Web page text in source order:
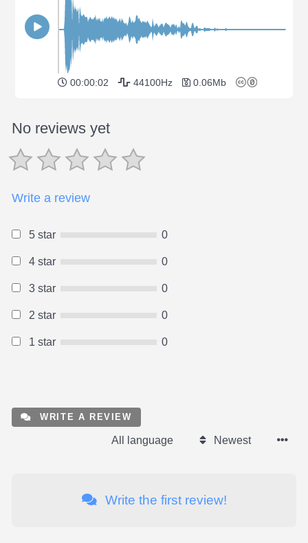
00:00:02 44100Hz 0.06Mb
No reviews yet
Write a review
5 star 0
4 star 0
3 star 0
2 star 0
1 star 0
WRITE A REVIEW
All language Newest
Write the first review!